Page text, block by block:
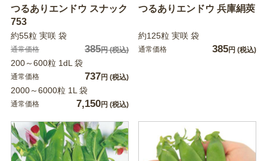
つるありエンドウ スナック
753
約55粒 実咲 袋
通常価格 385円(税込)
200～600粒 1dL 袋
通常価格 737円 (税込)
2000～6000粒 1L 袋
通常価格 7,150円 (税込)
つるありエンドウ 兵庫絹莢
約125粒 実咲 袋
通常価格 385円 (税込)